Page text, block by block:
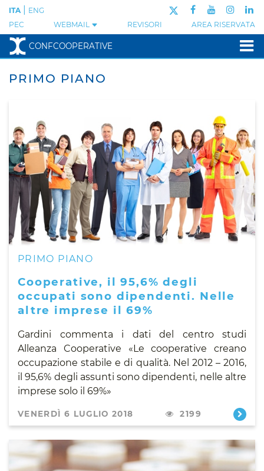
PEC WEBMAIL REVISORI AREA RISERVATA
ITA ENG
CONFCOOPERATIVE
PRIMO PIANO
PRIMO PIANO
Cooperative, il 95,6% degli
occupati sono dipendenti. Nelle
altre imprese il 69%
Gardini commenta i dati del centro studi
Alleanza Cooperative «Le cooperative creano
occupazione stabile e di qualità. Nel 2012 – 2016,
il 95,6% degli assunti sono dipendenti, nelle altre
imprese solo il 69%»
VENERDÌ 6 LUGLIO 2018 2199